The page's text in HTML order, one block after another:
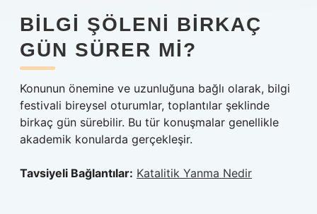
BILGI ŞÖLENI BIRKAÇ
GÜN SÜRER MI?
Konunun önemine ve uzunluğuna bağlı olarak, bilgi
festivali bireysel oturumlar, toplantılar şeklinde
birkaç gün sürebilir. Bu tür konuşmalar genellikle
akademik konularda gerçekleşir.
Tavsiyeli Bağlantılar: Katalitik Yanma Nedir